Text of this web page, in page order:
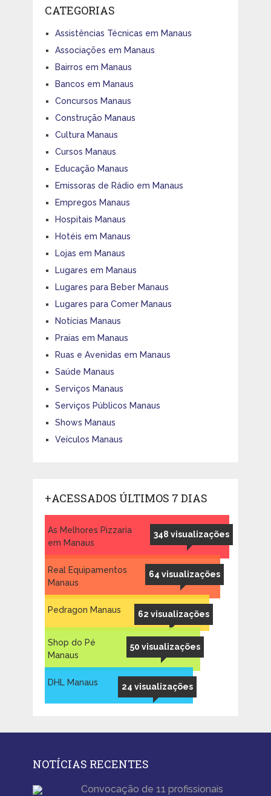
CATEGORIAS
Assistências Técnicas em Manaus
Associações em Manaus
Bairros em Manaus
Bancos em Manaus
Concursos Manaus
Construção Manaus
Cultura Manaus
Cursos Manaus
Educação Manaus
Emissoras de Rádio em Manaus
Empregos Manaus
Hospitais Manaus
Hotéis em Manaus
Lojas em Manaus
Lugares em Manaus
Lugares para Beber Manaus
Lugares para Comer Manaus
Notícias Manaus
Praias em Manaus
Ruas e Avenidas em Manaus
Saúde Manaus
Serviços Manaus
Serviços Públicos Manaus
Shows Manaus
Veículos Manaus
+ACESSADOS ÚLTIMOS 7 DIAS
348 visualizações
As Melhores Pizzaria
em Manaus
64 visualizações
Real Equipamentos
Manaus
62 visualizações
Pedragon Manaus
50 visualizações
Shop do Pé
Manaus
24 visualizações
DHL Manaus
NOTÍCIAS RECENTES
Convocação de 11 profissionais